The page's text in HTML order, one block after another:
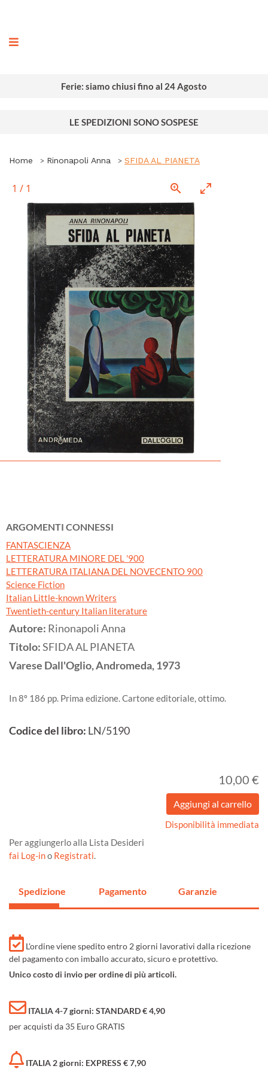
Ferie: siamo chiusi fino al 24 Agosto
LE SPEDIZIONI SONO SOSPESE
Home Rinonapoli Anna SFIDA AL PIANETA
1 / 1
ARGOMENTI CONNESSI
FANTASCIENZA
LETTERATURA MINORE DEL '900
LETTERATURA ITALIANA DEL NOVECENTO 900
Science Fiction
Italian Little-known Writers
Twentieth-century Italian literature
Autore: Rinonapoli Anna
Titolo:SFIDA AL PIANETA
Varese Dall'Oglio, Andromeda,1973
In 8º 186 pp. Prima edizione. Cartone editoriale, ottimo.
Codice del libro: LN/5190
10,00 €
Disponibilità immediata
Per aggiungerlo alla Lista Desideri
fai Log-ino Registrati.
Spedizione Pagamento Garanzie
L'ordine viene spedito entro 2 giorni lavorativi dalla ricezione
del pagamento con imballo accurato, sicuro e protettivo.
Unico costo di invio per ordine di più articoli.
ITALIA 4-7 giorni: STANDARD € 4,90
per acquisti da 35 Euro GRATIS
ITALIA 2 giorni: EXPRESS € 7,90